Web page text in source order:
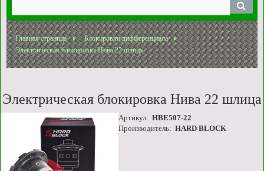
Главная страница
Блокировки дифференциала
Электрическая блокировка Нива 22 шлица
Электрическая блокировка Нива 22 шлица
Артикул: HBE507-22
Производитель: HARD BLOCK